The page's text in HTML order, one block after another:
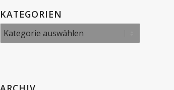
KATEGORIEN
Kategorien